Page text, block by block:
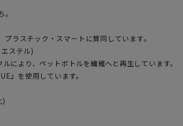
ラスチック・スマートに賛同しています。
ステル)
により、ペットボトルを繊維へと再生しています。
』を使用しています。
)